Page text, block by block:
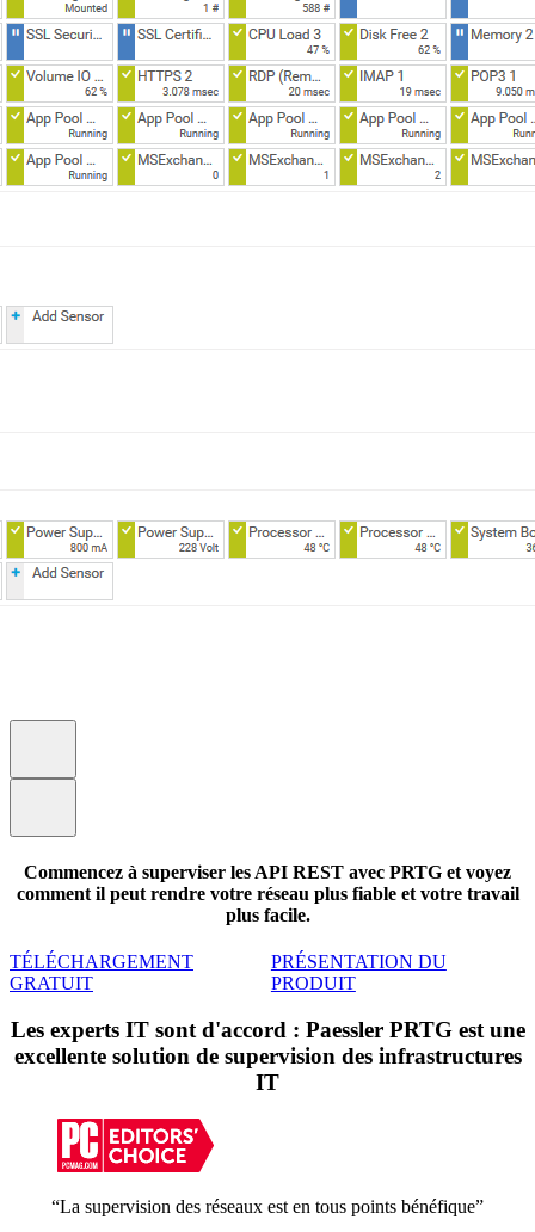
Commencez à superviser les API REST avec PRTG et voyez
comment il peut rendre votre réseau plus fiable et votre travail
plus facile.
TÉLÉCHARGEMENT
GRATUIT
PRÉSENTATION DU
PRODUIT
Les experts IT sont d'accord : Paessler PRTG est une
excellente solution de supervision des infrastructures
IT
“La supervision des réseaux est en tous points bénéfique”